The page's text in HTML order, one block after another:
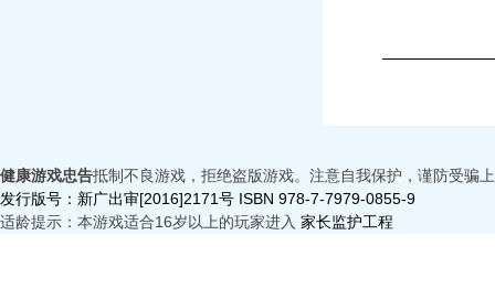
健康游戏忠告抵制不良游戏，拒绝盗版游戏。注意自我保护，谨防受骗
发行版号：新广出审[2016]2171号 ISBN 978-7-7979-0855-9
适龄提示：本游戏适合16岁以上的玩家进入 家长监护工程